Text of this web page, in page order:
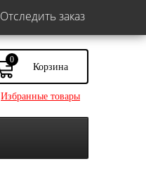
Отследить заказ
0
Избранные товары